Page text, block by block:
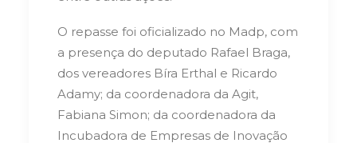
O repasse foi oficializado no Madp, com
a presença do deputado Rafael Braga,
dos vereadores Bíra Erthal e Ricardo
Adamy; da coordenadora da Agit,
Fabiana Simon; da coordenadora da
Incubadora de Empresas de Inovação